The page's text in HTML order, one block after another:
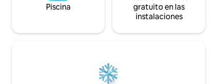
Piscina
gratuito en las
instalaciones